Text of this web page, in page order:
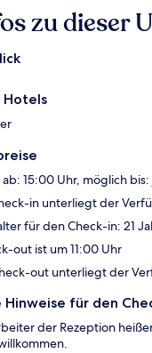
zu dieser
Hotels
15:00 Uhr, möglich
in unterliegt der
für den Check-in: 21
out ist um 11:00 Uhr
out unterliegt der
Hinweise für den
der Rezeption